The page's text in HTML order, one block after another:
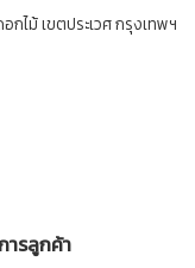
ไม้ เขตประเวศ กรุงเทพฯ
ารลูกค้า